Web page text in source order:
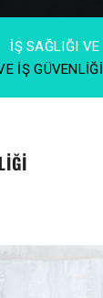
İŞ SAĞLIĞI VE
İŞ GÜVENLIĞI